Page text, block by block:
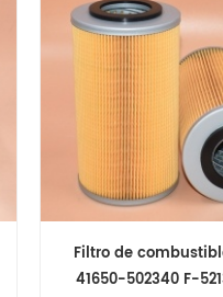
Filtro de
41650-502340 F-